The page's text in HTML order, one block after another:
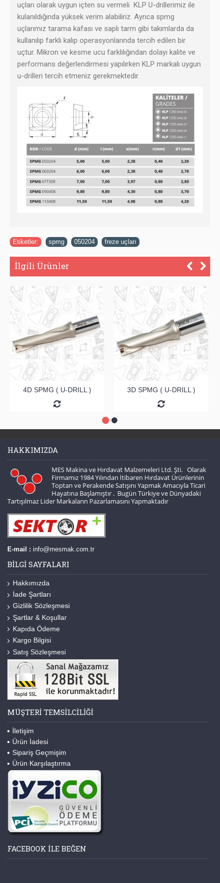
uçları olarak uygun içten su vermeli KLP U-drillerimiz ile
kulanıldığında yüksek verim alabiliriz. Ayrıca spmg
uçlarımız tarama kafası ve saplı tarm gibi takımlarda da
kullanılıp farklı kalıp operasyonlarında tercih edilen bir
uçtur. Mikron ve kesme ucu farklılığından dolayı kalite ve
performans değerlendirmesi yapılırken KLP markalı uygun
u-drilleri tercih etmeniz gerekmektedir.
Etiketler: spmg 050204 freze uçları
İlgili Ürünler
4D SPMG ( U-DRILL ) 3D SPMG ( U-DRILL )
HAKKIMIZDA
MES Makina ve Hırdavat Malzemeleri Ltd. Şti. Olarak
Firmamız 1984 Yılından İtibaren Hırdavat Ürünlerinin
Toptan ve Perakende Satışını Yapmak Amacıyla Ticari
Hayatına Başlamıştır . Bugün Türkiye ve Dünyadaki
Tartışılmaz Lider Markaların Pazarlamasını Yapmaktadır
E-mail : info@mesmak.com.tr
BILGI SAYFALARI
Hakkımızda
İade Şartları
Gizlilik Sözleşmesi
Şartlar & Koşullar
Kapıda Ödeme
Kargo Bilgisi
Satış Sözleşmesi
MÜŞTERI TEMSILCILIĞI
İletişim
Ürün İadesi
Sipariş Geçmişim
Ürün Karşılaştırma
FACEBOOK ILE BEĞEN